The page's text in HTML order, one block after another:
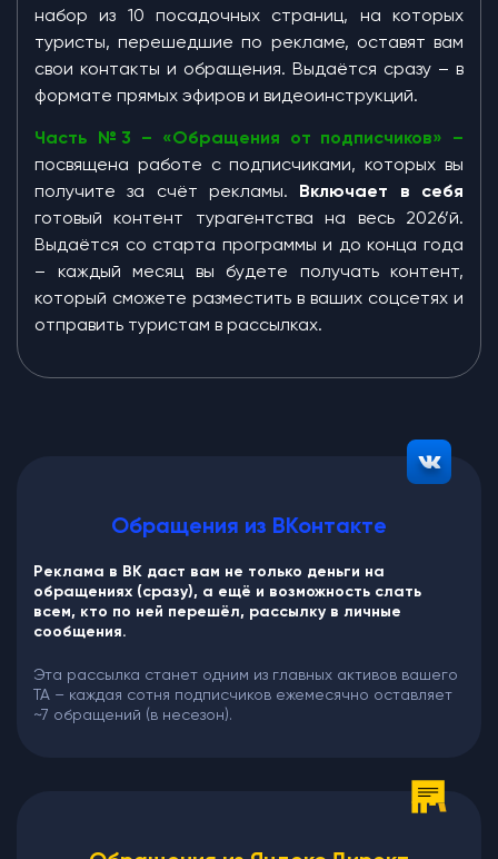
набор из 10 посадочных страниц, на которых
туристы, перешедшие по рекламе, оставят вам
свои контакты и обращения. Выдаётся сразу – в
формате прямых эфиров и видеоинструкций.
Часть №3 – «Обращения от подписчиков» –
посвящена работе с подписчиками, которых вы
получите за счёт рекламы. Включает в себя
готовый контент турагентства на весь 2026’й.
Выдаётся со старта программы и до конца года
– каждый месяц вы будете получать контент,
который сможете разместить в ваших соцсетях и
отправить туристам в рассылках.
Обращения из ВКонтакте
Реклама в ВК даст вам не только деньги на
обращениях (сразу), а ещё и возможность слать
всем, кто по ней перешёл, рассылку в личные
сообщения.
Эта рассылка станет одним из главных активов вашего
ТА – каждая сотня подписчиков ежемесячно оставляет
~7 обращений (в несезон).